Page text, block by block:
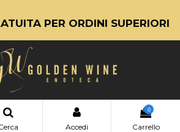
PER ORDINI SUPERIORI
Accedi
0
Carrello